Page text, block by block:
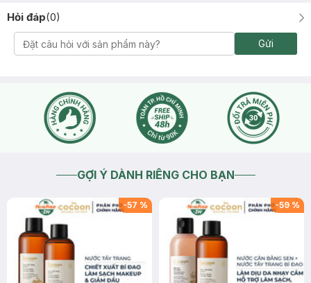
Hỏi đáp(0)
Gửi
GỢI Ý DÀNH RIÊNG CHO BẠN
-57 % -59 %